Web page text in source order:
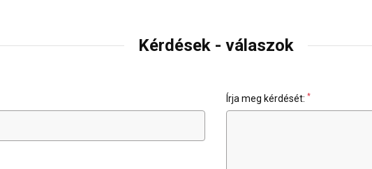
Kérdések - válaszok
Írja meg kérdését: *